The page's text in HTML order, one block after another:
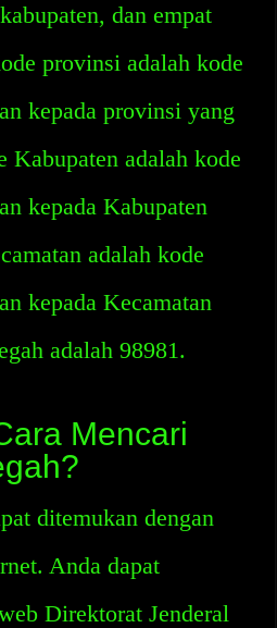
dan empat
provinsi adalah kode
kepada provinsi yang
Kabupaten adalah kode
kepada Kabupaten
adalah kode
kepada Kecamatan
adalah 98981.
Mencari
ditemukan dengan
Anda dapat
Direktorat Jenderal